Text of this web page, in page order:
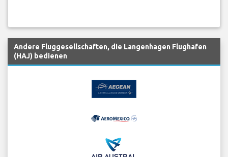
Andere Fluggesellschaften, die Langenhagen Flughafen
(HAJ) bedienen